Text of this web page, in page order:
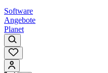
Software
Angebote
Planet